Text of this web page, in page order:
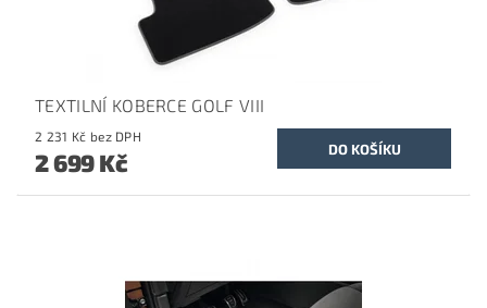
TEXTILNÍ KOBERCE GOLF VIII
2 231 Kč bez DPH
2 699 Kč